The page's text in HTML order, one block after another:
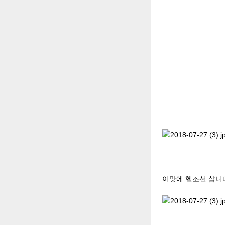
이맛에 헬조선 삽니